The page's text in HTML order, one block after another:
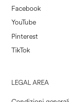
Facebook
YouTube
Pinterest
TikTok
LEGAL AREA